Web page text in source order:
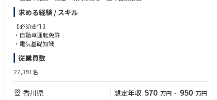
・見積、価格・納期交渉、社内（工場・技術部）との調整、顧客からの問
い合わせ対応
■担当製品
・電力系統機器 / 配電自動化システム / エネルギーマネジメントシステム
変電設備 / 特高受変電設備 / 監視制御システム / スマートメーター関連
製品 / 電力変換用パワーコンディショナー
・電力会社
求める経験 / スキル
【必須要件】
・自動車運転免許
・電気基礎知識
従業員数
27,391名
香川県 想定年収 570 万円 ~ 950 万円